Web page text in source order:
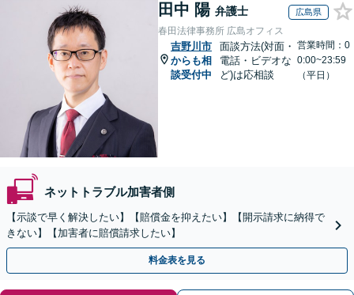
田中 陽 弁護士 広島県
春田法律事務所 広島オフィス
吉野川市
からも相
談受付中
面談方法(対面・
電話・ビデオな
ど)は応相談
営業時間：0
0:00~23:59
（平日）
ネットトラブル加害者側
【示談で早く解決したい】【賠償金を抑えたい】【開示請求に納得で
きない】【加害者に賠償請求したい】
料金表を見る